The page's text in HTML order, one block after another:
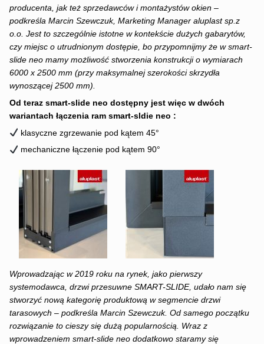
producenta, jak też sprzedawców i montażystów okien –
podkreśla Marcin Szewczuk, Marketing Manager aluplast sp.z
o.o. Jest to szczególnie istotne w kontekście dużych gabarytów,
czy miejsc o utrudnionym dostępie, bo przypomnijmy że w smart-
slide neo mamy możliwość stworzenia konstrukcji o wymiarach
6000 x 2500 mm (przy maksymalnej szerokości skrzydła
wynoszącej 2500 mm).
Od teraz smart-slide neo dostępny jest więc w dwóch
wariantach łączenia ram smart-sldie neo :
klasyczne zgrzewanie pod kątem 45°
mechaniczne łączenie pod kątem 90°
Wprowadzając w 2019 roku na rynek, jako pierwszy
systemodawca, drzwi przesuwne SMART-SLIDE, udało nam się
stworzyć nową kategorię produktową w segmencie drzwi
tarasowych – podkreśla Marcin Szewczuk. Od samego początku
rozwiązanie to cieszy się dużą popularnością. Wraz z
wprowadzeniem smart-slide neo dodatkowo staramy się